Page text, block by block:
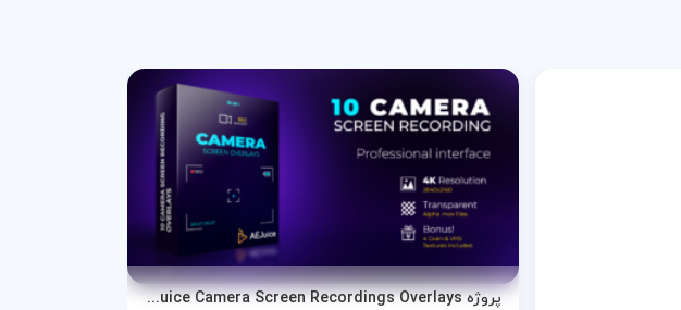
پروژه AEJuice Camera Screen Recordings Overlays برای پریمیر پرو و افترافکت